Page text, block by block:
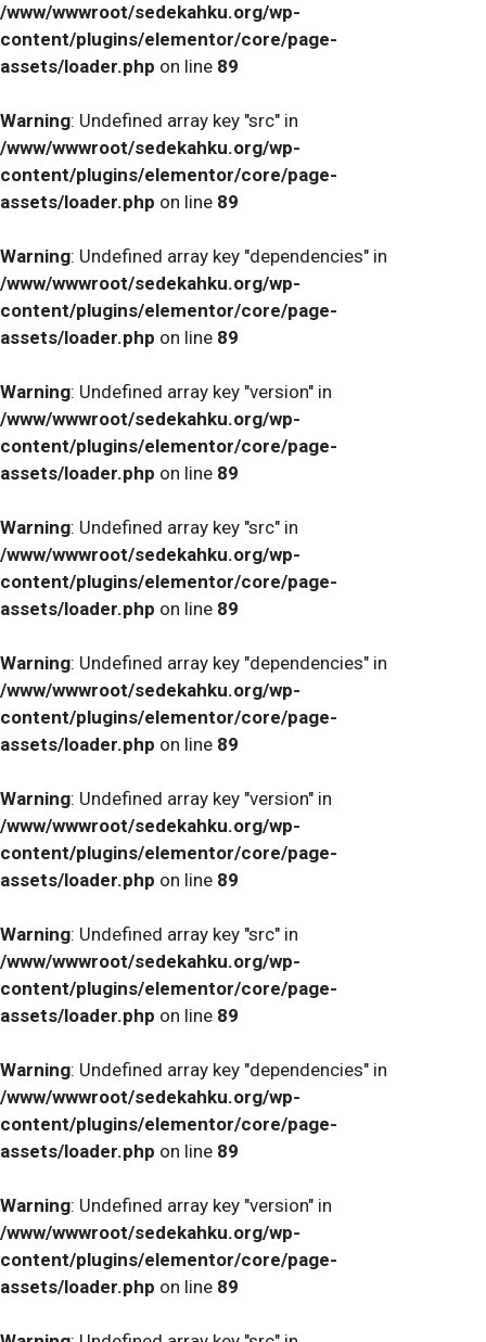
/www/wwwroot/sedekahku.org/wp-
content/plugins/elementor/core/page-
assets/loader.php on line 89
Warning: Undefined array key "src" in
/www/wwwroot/sedekahku.org/wp-
content/plugins/elementor/core/page-
assets/loader.php on line 89
Warning: Undefined array key "dependencies" in
/www/wwwroot/sedekahku.org/wp-
content/plugins/elementor/core/page-
assets/loader.php on line 89
Warning: Undefined array key "version" in
/www/wwwroot/sedekahku.org/wp-
content/plugins/elementor/core/page-
assets/loader.php on line 89
Warning: Undefined array key "src" in
/www/wwwroot/sedekahku.org/wp-
content/plugins/elementor/core/page-
assets/loader.php on line 89
Warning: Undefined array key "dependencies" in
/www/wwwroot/sedekahku.org/wp-
content/plugins/elementor/core/page-
assets/loader.php on line 89
Warning: Undefined array key "version" in
/www/wwwroot/sedekahku.org/wp-
content/plugins/elementor/core/page-
assets/loader.php on line 89
Warning: Undefined array key "src" in
/www/wwwroot/sedekahku.org/wp-
content/plugins/elementor/core/page-
assets/loader.php on line 89
Warning: Undefined array key "dependencies" in
/www/wwwroot/sedekahku.org/wp-
content/plugins/elementor/core/page-
assets/loader.php on line 89
Warning: Undefined array key "version" in
/www/wwwroot/sedekahku.org/wp-
content/plugins/elementor/core/page-
assets/loader.php on line 89